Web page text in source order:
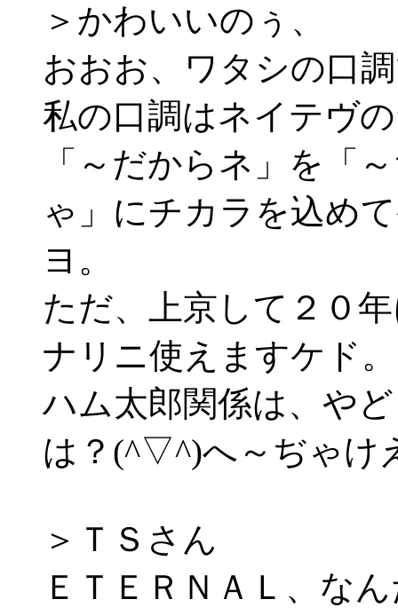
＞かわいいのぅ、
おおお、ワタシの口
私の口調はネイテヴ
「～だからネ」を「
ゃ」にチカラを込め
ヨ。
ただ、上京して２０
ナリニ使えますケド。
ハム太郎関係は、や
は？(^▽^)へ～ぢゃけ
＞ＴＳさん
ＥＴＥＲＮＡＬ、な